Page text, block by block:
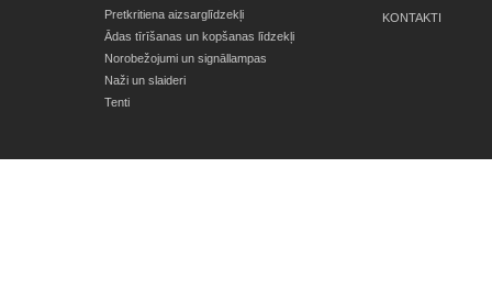
Pretkritiena aizsarglīdzekļi
Ādas tīrīšanas un kopšanas līdzekļi
Norobežojumi un signāllampas
Naži un slaideri
Tenti
KONTAKTI